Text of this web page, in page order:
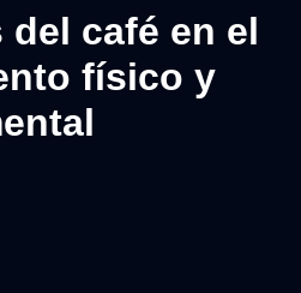
café en el
físico y